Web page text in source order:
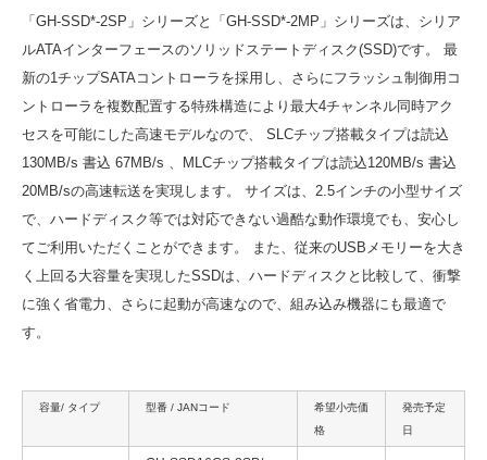
「GH-SSD*-2SP」シリーズと「GH-SSD*-2MP」シリーズは、シリア
ルATAインターフェースのソリッドステートディスク(SSD)です。 最
新の1チップSATAコントローラを採用し、さらにフラッシュ制御用コ
ントローラを複数配置する特殊構造により最大4チャンネル同時アク
セスを可能にした高速モデルなので、 SLCチップ搭載タイプは読込
130MB/s 書込 67MB/s 、MLCチップ搭載タイプは読込120MB/s 書込
20MB/sの高速転送を実現します。 サイズは、2.5インチの小型サイズ
で、ハードディスク等では対応できない過酷な動作環境でも、安心し
てご利用いただくことができます。 また、従来のUSBメモリーを大き
く上回る大容量を実現したSSDは、ハードディスクと比較して、衝撃
に強く省電力、さらに起動が高速なので、組み込み機器にも最適で
す。
容量/ タイプ 型番 / JANコード
希望小売価
格
発売予定
日